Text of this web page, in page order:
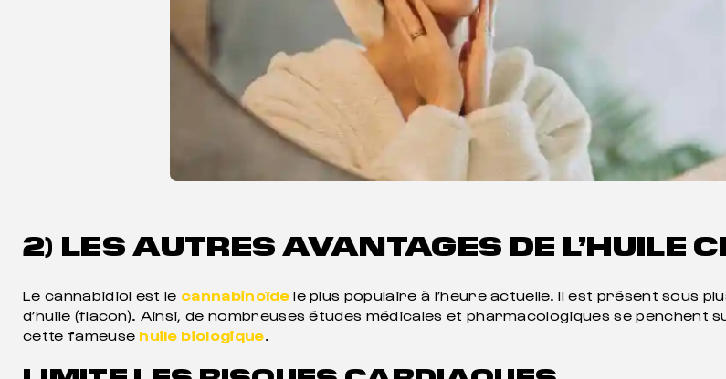
2) LES AUTRES AVANTAGES DE L’HUILE
Le cannabidiol est le cannabinoïdele plus populaire à l’heure actuelle. Il est présent sous
d’huile (flacon). Ainsi, de nombreuses études médicales et pharmacologiques se
cette fameuse huile biologique.